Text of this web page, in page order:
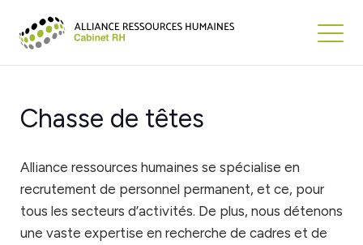
Chasse de têtes
Alliance ressources humaines se spécialise en
recrutement de personnel permanent, et ce, pour
tous les secteurs d’activités. De plus, nous détenons
une vaste expertise en recherche de cadres et de